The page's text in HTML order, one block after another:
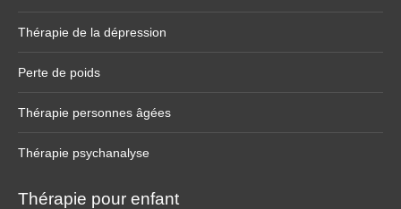
Thérapie de la dépression
Perte de poids
Thérapie personnes âgées
Thérapie psychanalyse
Thérapie pour enfant